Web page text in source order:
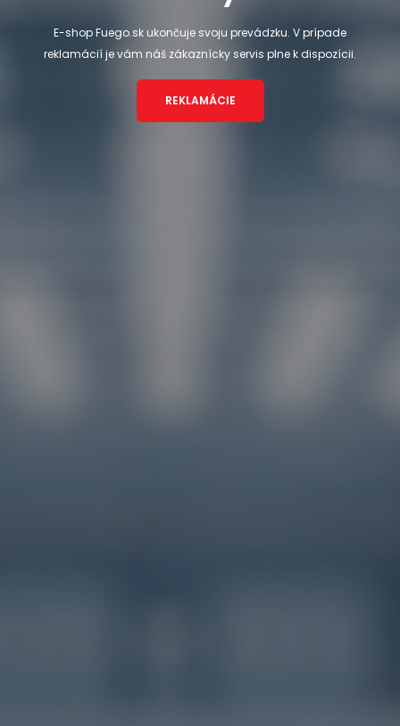
E-shop Fuego.sk ukončuje svoju prevádzku. V prípade
reklamácií je vám náš zákaznícky servis plne k dispozícii.
REKLAMÁCIE